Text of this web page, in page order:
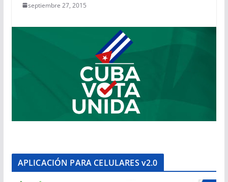
septiembre 27, 2015
APLICACIÓN PARA CELULARES v2.0